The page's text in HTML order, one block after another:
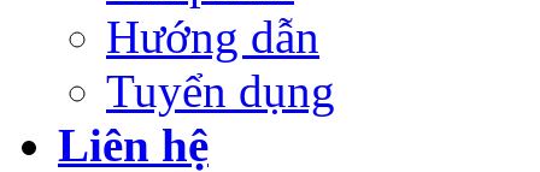
Hướng dẫn
Tuyển dụng
Liên hệ